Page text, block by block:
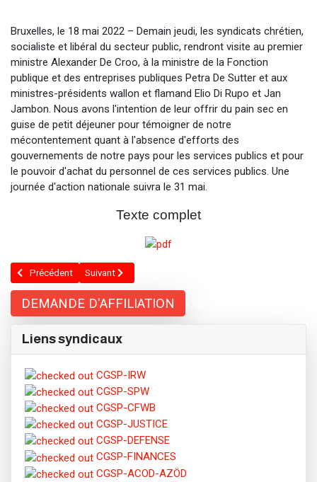
Bruxelles, le 18 mai 2022 – Demain jeudi, les syndicats chrétien,
socialiste et libéral du secteur public, rendront visite au premier
ministre Alexander De Croo, à la ministre de la Fonction
publique et des entreprises publiques Petra De Sutter et aux
ministres-présidents wallon et flamand Elio Di Rupo et Jan
Jambon. Nous avons l'intention de leur offrir du pain sec en
guise de petit déjeuner pour témoigner de notre
mécontentement quant à l'absence d'efforts des
gouvernements de notre pays pour les services publics et pour
le pouvoir d'achat du personnel de ces services publics. Une
journée d'action nationale suivra le 31 mai.
Texte complet
Article précédent : UWE vs. services publics : le scorpion et la grenouille
Précédent Article suivant : Mépris acte 2 !
Suivant
DEMANDE D'AFFILIATION
Liens syndicaux
CGSP-IRW
CGSP-SPW
CGSP-CFWB
CGSP-JUSTICE
CGSP-DEFENSE
CGSP-FINANCES
CGSP-ACOD-AZÖD